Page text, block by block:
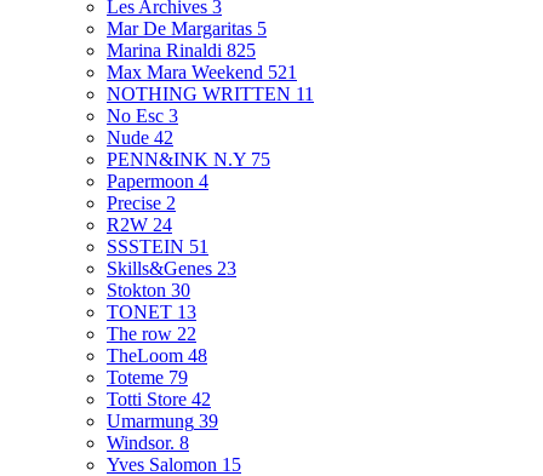
Les Archives 3
Mar De Margaritas 5
Marina Rinaldi 825
Max Mara Weekend 521
NOTHING WRITTEN 11
No Esc 3
Nude 42
PENN&INK N.Y 75
Papermoon 4
Precise 2
R2W 24
SSSTEIN 51
Skills&Genes 23
Stokton 30
TONET 13
The row 22
TheLoom 48
Toteme 79
Totti Store 42
Umarmung 39
Windsor. 8
Yves Salomon 15